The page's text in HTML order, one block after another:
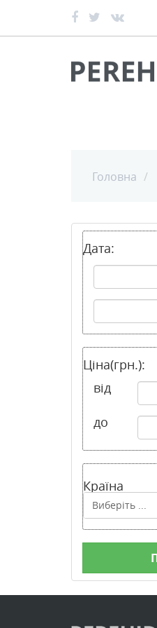
Головна
Дата:
Ціна(грн.):
від
до
Країна
Виберіть ...
Країна